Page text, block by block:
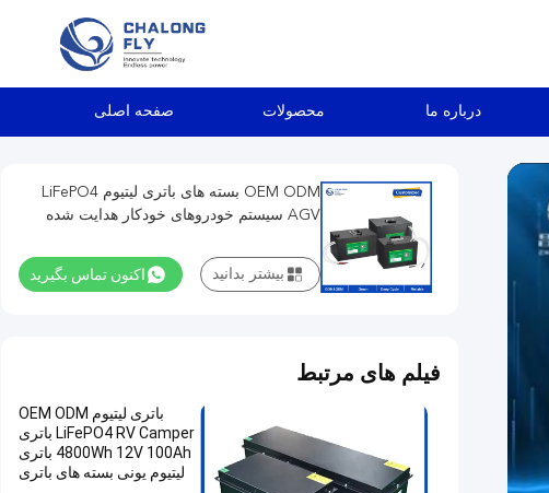
صفحه اصلی محصولات درباره ما
OEM ODM بسته های باتری لیتیوم LiFePO4
AGV سیستم خودروهای خودکار هدایت شده
اکنون تماس بگیرید بیشتر بدانید
فیلم های مرتبط
باتری لیتیوم OEM ODM
LiFePO4 RV Camper باتری
4800Wh 12V 100Ah باتری
لیتیوم یونی بسته های باتری